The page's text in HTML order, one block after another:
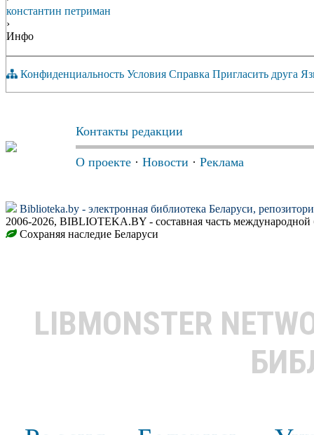
константин петриман
›
Инфо
Конфиденциальность Условия Справка Пригласить друга
Контакты редакции
О проекте · Новости · Реклама
Biblioteka.by - электронная библиотека Беларуси,
2006-2026, BIBLIOTEKA.BY - составная часть
Сохраняя наследие Беларуси
LIBMONSTER